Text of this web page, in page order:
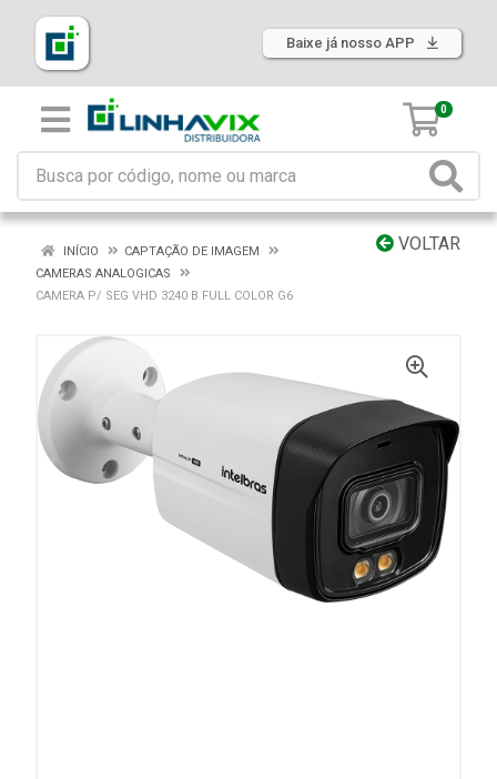
Baixe já nosso APP
0
VOLTAR
INÍCIO
CAPTAÇÃO DE IMAGEM
CAMERAS ANALOGICAS
CAMERA P/ SEG VHD 3240 B FULL COLOR G6